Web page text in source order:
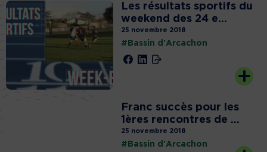
Les résultats sportifs du
weekend des 24 e...
25 novembre 2018
#Bassin d'Arcachon
Franc succès pour les
1ères rencontres de ...
25 novembre 2018
#Bassin d'Arcachon